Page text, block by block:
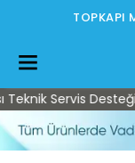
TOPKAPI
Servis Desteği